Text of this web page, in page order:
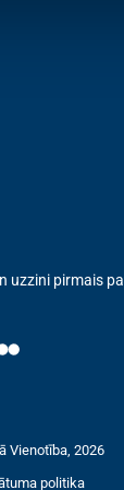
uzzini pirmais
Vienotība, 2026
politika